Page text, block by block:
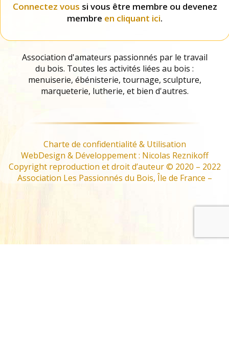
Connectez vous si vous être membre ou devenez
membre en cliquant ici.
Association d'amateurs passionnés par le travail
du bois. Toutes les activités liées au bois :
menuiserie, ébénisterie, tournage, sculpture,
marqueterie, lutherie, et bien d'autres.
Charte de confidentialité & Utilisation
WebDesign & Développement : Nicolas Reznikoff
Copyright reproduction et droit d’auteur © 2020 – 2022
Association Les Passionnés du Bois, Île de France –